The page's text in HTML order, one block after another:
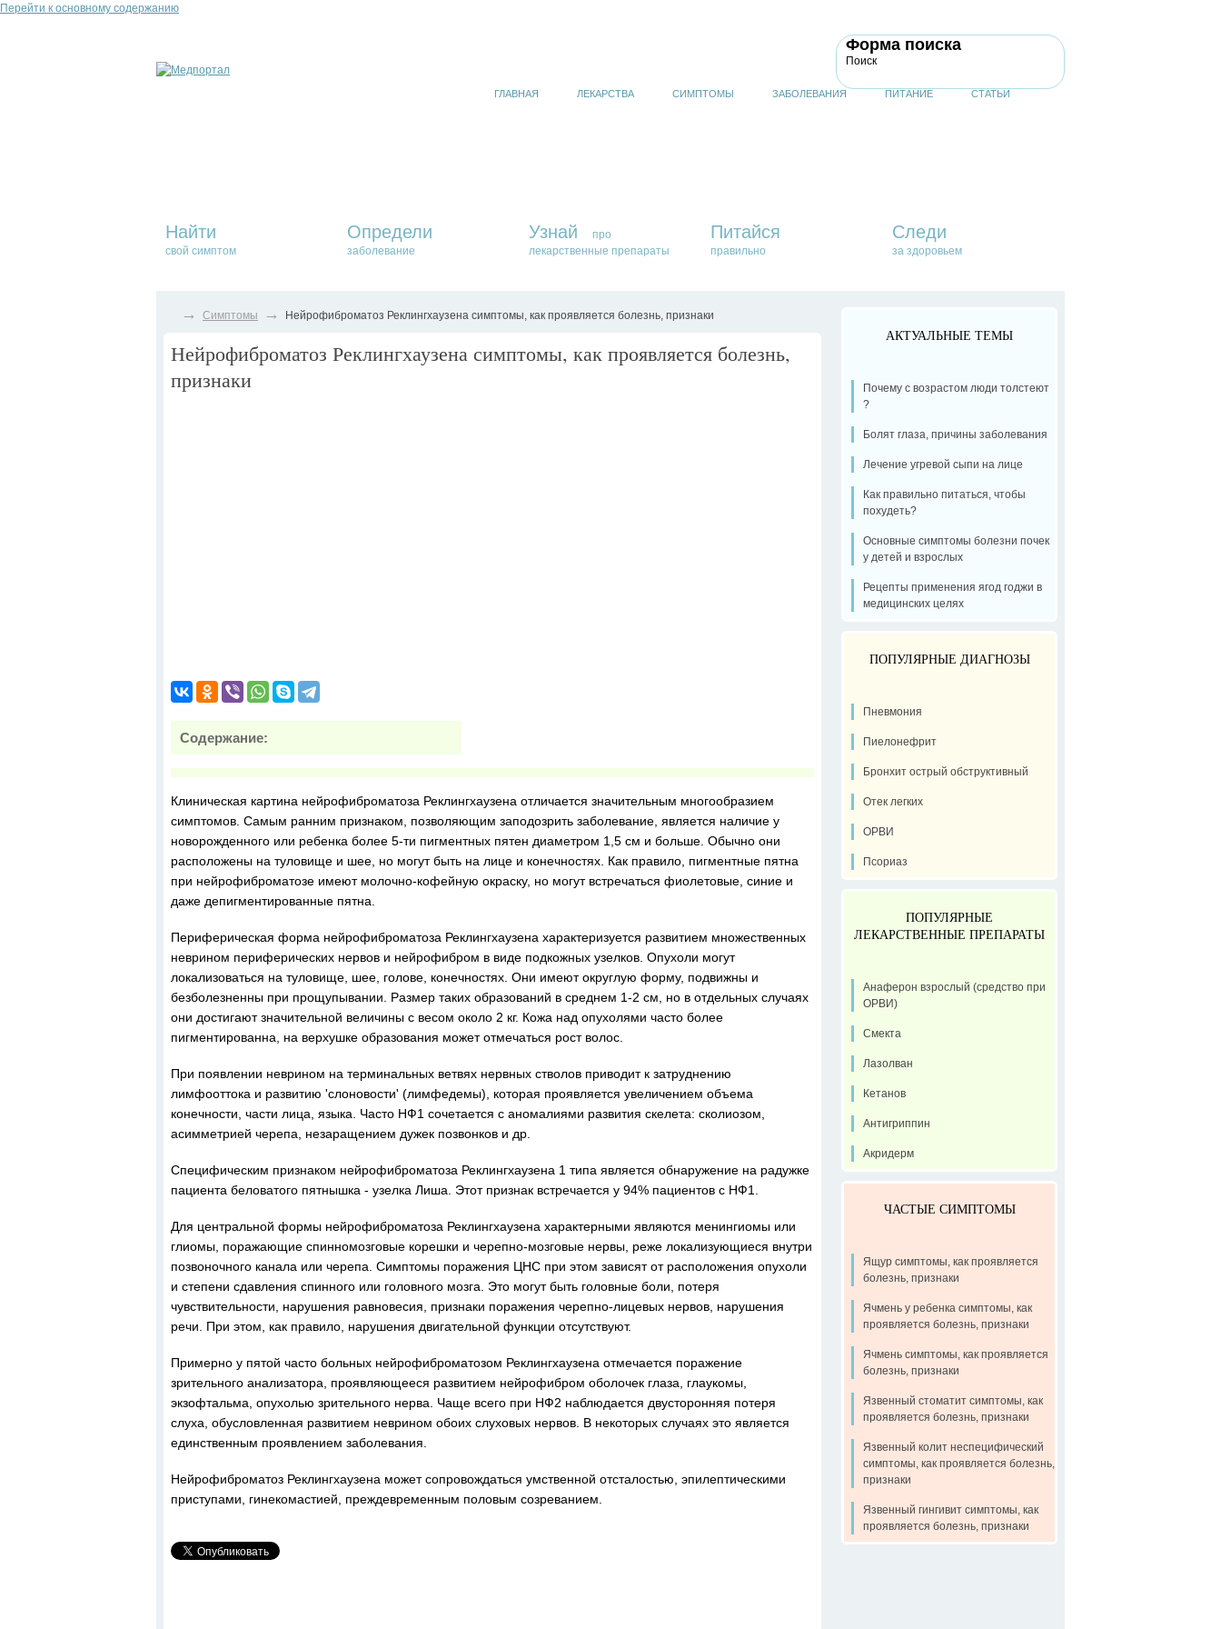
Перейти к основному содержанию
Форма поиска
Поиск
ГЛАВНАЯ ЛЕКАРСТВА СИМПТОМЫ ЗАБОЛЕВАНИЯ ПИТАНИЕ СТАТЬИ
Найти
свой симптом
Определи
заболевание
Узнай
про
лекарственные препараты
Питайся
правильно
Следи
за здоровьем
→ Симптомы → Нейрофиброматоз Реклингхаузена симптомы, как проявляется болезнь, признаки
Нейрофиброматоз Реклингхаузена симптомы, как проявляется болезнь,
признаки
Содержание:
Клиническая картина нейрофиброматоза Реклингхаузена отличается значительным многообразием
симптомов. Самым ранним признаком, позволяющим заподозрить заболевание, является наличие у
новорожденного или ребенка более 5-ти пигментных пятен диаметром 1,5 см и больше. Обычно они
расположены на туловище и шее, но могут быть на лице и конечностях. Как правило, пигментные пятна
при нейрофиброматозе имеют молочно-кофейную окраску, но могут встречаться фиолетовые, синие и
даже депигментированные пятна.
Периферическая форма нейрофиброматоза Реклингхаузена характеризуется развитием множественных
неврином периферических нервов и нейрофибром в виде подкожных узелков. Опухоли могут
локализоваться на туловище, шее, голове, конечностях. Они имеют округлую форму, подвижны и
безболезненны при прощупывании. Размер таких образований в среднем 1-2 см, но в отдельных случаях
они достигают значительной величины с весом около 2 кг. Кожа над опухолями часто более
пигментированна, на верхушке образования может отмечаться рост волос.
При появлении неврином на терминальных ветвях нервных стволов приводит к затруднению
лимфооттока и развитию 'слоновости' (лимфедемы), которая проявляется увеличением объема
конечности, части лица, языка. Часто НФ1 сочетается с аномалиями развития скелета: сколиозом,
асимметрией черепа, незаращением дужек позвонков и др.
Специфическим признаком нейрофиброматоза Реклингхаузена 1 типа является обнаружение на радужке
пациента беловатого пятнышка - узелка Лиша. Этот признак встречается у 94% пациентов с НФ1.
Для центральной формы нейрофиброматоза Реклингхаузена характерными являются менингиомы или
глиомы, поражающие спинномозговые корешки и черепно-мозговые нервы, реже локализующиеся внутри
позвоночного канала или черепа. Симптомы поражения ЦНС при этом зависят от расположения опухоли
и степени сдавления спинного или головного мозга. Это могут быть головные боли, потеря
чувствительности, нарушения равновесия, признаки поражения черепно-лицевых нервов, нарушения
речи. При этом, как правило, нарушения двигательной функции отсутствуют.
Примерно у пятой часто больных нейрофиброматозом Реклингхаузена отмечается поражение
зрительного анализатора, проявляющееся развитием нейрофибром оболочек глаза, глаукомы,
экзофтальма, опухолью зрительного нерва. Чаще всего при НФ2 наблюдается двусторонняя потеря
слуха, обусловленная развитием неврином обоих слуховых нервов. В некоторых случаях это является
единственным проявлением заболевания.
Нейрофиброматоз Реклингхаузена может сопровождаться умственной отсталостью, эпилептическими
приступами, гинекомастией, преждевременным половым созреванием.
АКТУАЛЬНЫЕ ТЕМЫ
Почему с возрастом люди толстеют
?
Болят глаза, причины заболевания
Лечение угревой сыпи на лице
Как правильно питаться, чтобы
похудеть?
Основные симптомы болезни почек
у детей и взрослых
Рецепты применения ягод годжи в
медицинских целях
ПОПУЛЯРНЫЕ ДИАГНОЗЫ
Пневмония
Пиелонефрит
Бронхит острый обструктивный
Отек легких
ОРВИ
Псориаз
ПОПУЛЯРНЫЕ
ЛЕКАРСТВЕННЫЕ ПРЕПАРАТЫ
Анаферон взрослый (средство при
ОРВИ)
Смекта
Лазолван
Кетанов
Антигриппин
Акридерм
ЧАСТЫЕ СИМПТОМЫ
Ящур симптомы, как проявляется
болезнь, признаки
Ячмень у ребенка симптомы, как
проявляется болезнь, признаки
Ячмень симптомы, как проявляется
болезнь, признаки
Язвенный стоматит симптомы, как
проявляется болезнь, признаки
Язвенный колит неспецифический
симптомы, как проявляется болезнь,
признаки
Язвенный гингивит симптомы, как
проявляется болезнь, признаки